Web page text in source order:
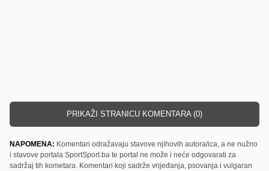
PRIKAŽI STRANICU KOMENTARA (0)
NAPOMENA: Komentari odražavaju stavove njihovih autora/ica, a ne nužno
i stavove portala SportSport.ba te portal ne može i neće odgovarati za
sadržaj tih kometara. Komentari koji sadrže vrijeđanja, psovanja i vulgaran